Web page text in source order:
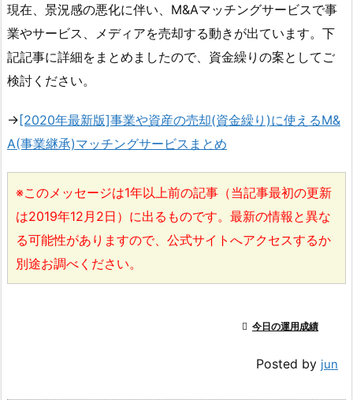
現在、景況感の悪化に伴い、M&Aマッチングサービスで事
業やサービス、メディアを売却する動きが出ています。下
記記事に詳細をまとめましたので、資金繰りの案としてご
検討ください。
→ [2020年最新版]事業や資産の売却(資金繰り)に使えるM&
A(事業継承)マッチングサービスまとめ
※このメッセージは1年以上前の記事（当記事最初の更新
は2019年12月2日）に出るものです。最新の情報と異な
る可能性がありますので、公式サイトへアクセスするか
別途お調べください。
 今日の運用成績
Posted by jun